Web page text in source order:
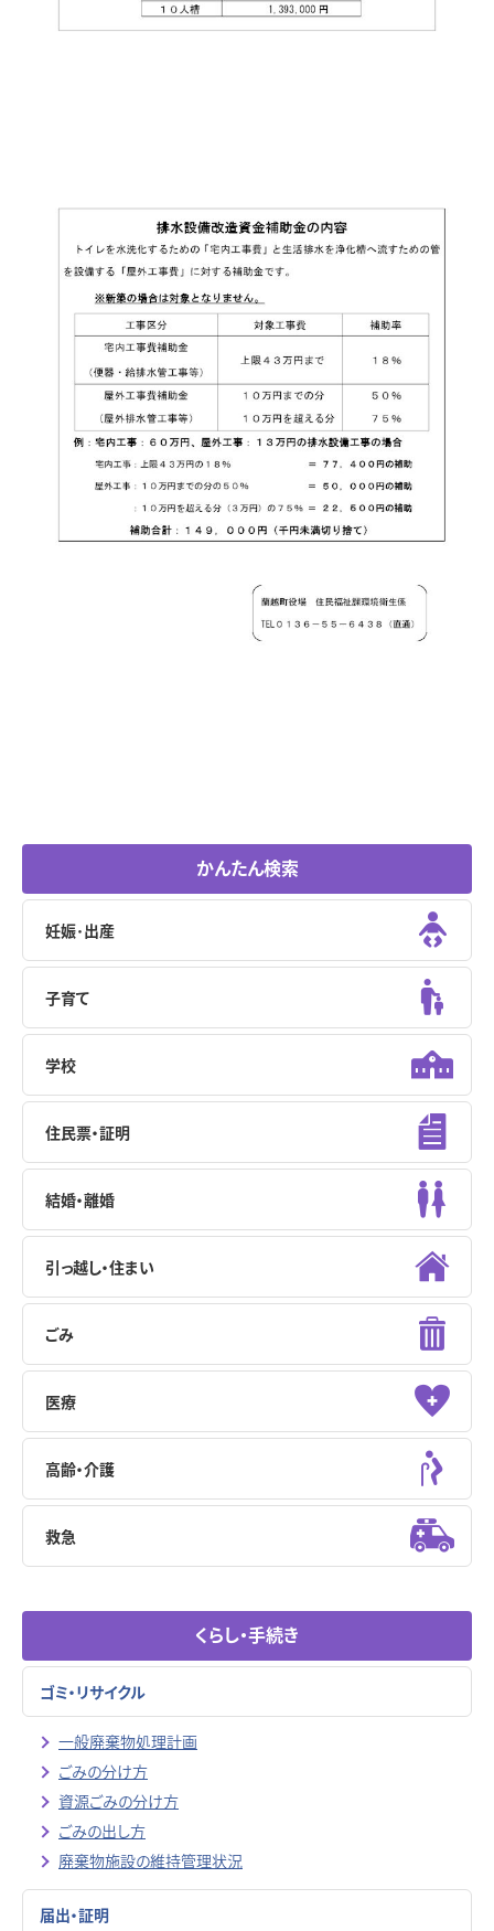
かんたん検索
妊娠･出産
子育て
学校
住民票・証明
結婚・離婚
引っ越し・住まい
ごみ
医療
高齢・介護
救急
くらし・手続き
ゴミ・リサイクル
一般廃棄物処理計画
ごみの分け方
資源ごみの分け方
ごみの出し方
廃棄物施設の維持管理状況
届出・証明